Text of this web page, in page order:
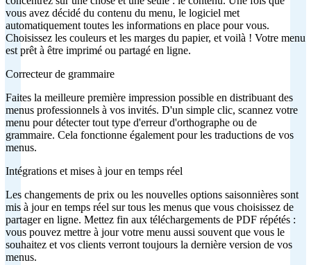
vous avez décidé du contenu du menu, le logiciel met
automatiquement toutes les informations en place pour vous.
Choisissez les couleurs et les marges du papier, et voilà ! Votre menu
est prêt à être imprimé ou partagé en ligne.
Correcteur de grammaire
Faites la meilleure première impression possible en distribuant des
menus professionnels à vos invités. D'un simple clic, scannez votre
menu pour détecter tout type d'erreur d'orthographe ou de
grammaire. Cela fonctionne également pour les traductions de vos
menus.
Intégrations et mises à jour en temps réel
Les changements de prix ou les nouvelles options saisonnières sont
mis à jour en temps réel sur tous les menus que vous choisissez de
partager en ligne. Mettez fin aux téléchargements de PDF répétés :
vous pouvez mettre à jour votre menu aussi souvent que vous le
souhaitez et vos clients verront toujours la dernière version de vos
menus.